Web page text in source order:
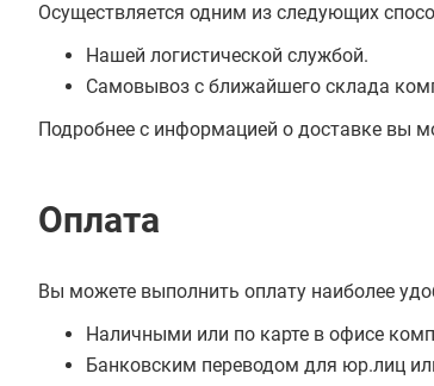
Осуществляется одним из следующих
Нашей логистической службой.
Самовывоз с ближайшего склада
Подробнее с информацией о доставке вы
Оплата
Вы можете выполнить оплату наиболее
Наличными или по карте в офисе
Банковским переводом для юр.лиц